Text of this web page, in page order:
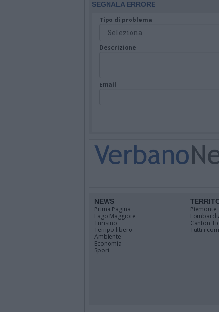
SEGNALA ERRORE
Tipo di problema
Descrizione
Email
NEWS
Prima Pagina
Lago Maggiore
Turismo
Tempo libero
Ambiente
Economia
Sport
Piemonte
Canton
Tutti i